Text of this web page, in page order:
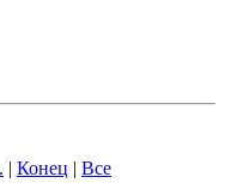
| Конец | Все